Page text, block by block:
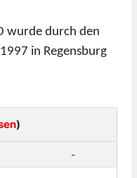
wurde durch den
in Regensburg
)
-